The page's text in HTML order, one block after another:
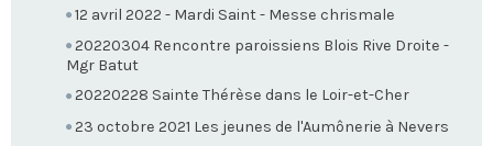
12 avril 2022 - Mardi Saint - Messe chrismale
20220304 Rencontre paroissiens Blois Rive Droite -
Mgr Batut
20220228 Sainte Thérèse dans le Loir-et-Cher
23 octobre 2021 Les jeunes de l'Aumônerie à Nevers